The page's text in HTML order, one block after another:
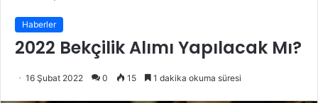
Haberler
2022 Bekçilik Alımı Yapılacak Mı?
16 Şubat 2022 0 15 1 dakika okuma süresi